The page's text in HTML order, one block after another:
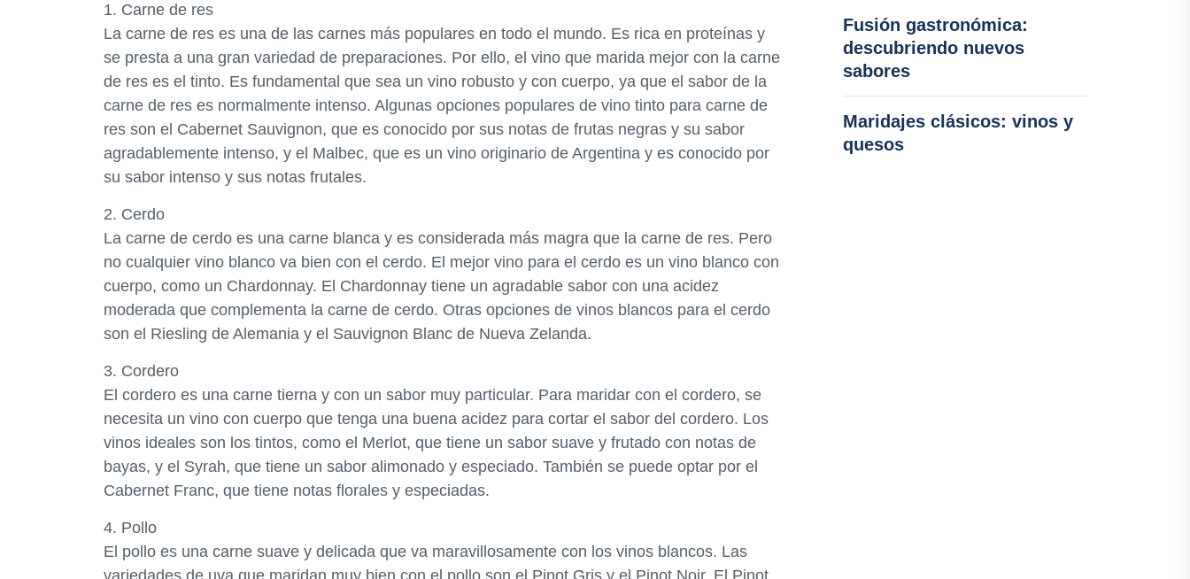
1. Carne de res
La carne de res es una de las carnes más populares en todo el mundo. Es rica en proteínas y
se presta a una gran variedad de preparaciones. Por ello, el vino que marida mejor con la carne
de res es el tinto. Es fundamental que sea un vino robusto y con cuerpo, ya que el sabor de la
carne de res es normalmente intenso. Algunas opciones populares de vino tinto para carne de
res son el Cabernet Sauvignon, que es conocido por sus notas de frutas negras y su sabor
agradablemente intenso, y el Malbec, que es un vino originario de Argentina y es conocido por
su sabor intenso y sus notas frutales.
2. Cerdo
La carne de cerdo es una carne blanca y es considerada más magra que la carne de res. Pero
no cualquier vino blanco va bien con el cerdo. El mejor vino para el cerdo es un vino blanco con
cuerpo, como un Chardonnay. El Chardonnay tiene un agradable sabor con una acidez
moderada que complementa la carne de cerdo. Otras opciones de vinos blancos para el cerdo
son el Riesling de Alemania y el Sauvignon Blanc de Nueva Zelanda.
3. Cordero
El cordero es una carne tierna y con un sabor muy particular. Para maridar con el cordero, se
necesita un vino con cuerpo que tenga una buena acidez para cortar el sabor del cordero. Los
vinos ideales son los tintos, como el Merlot, que tiene un sabor suave y frutado con notas de
bayas, y el Syrah, que tiene un sabor alimonado y especiado. También se puede optar por el
Cabernet Franc, que tiene notas florales y especiadas.
4. Pollo
El pollo es una carne suave y delicada que va maravillosamente con los vinos blancos. Las
variedades de uva que maridan muy bien con el pollo son el Pinot Gris y el Pinot Noir. El Pinot
Fusión gastronómica:
descubriendo nuevos
sabores
Maridajes clásicos: vinos y
quesos